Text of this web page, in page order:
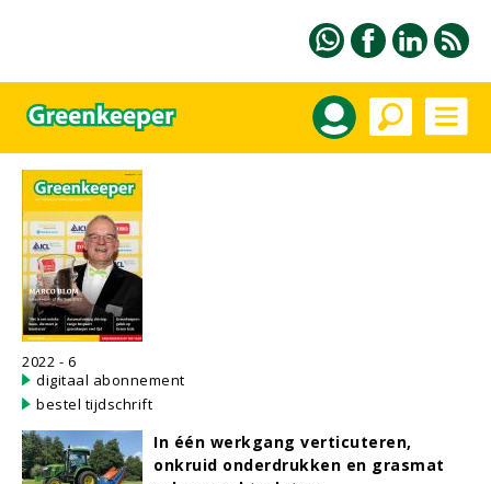
2022 - 6
digitaal abonnement
bestel tijdschrift
In één werkgang verticuteren,
onkruid onderdrukken en grasmat